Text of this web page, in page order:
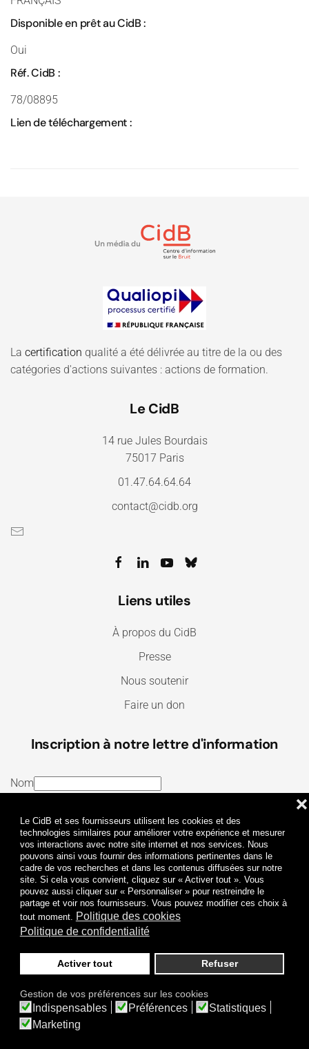
Le CidB et ses fournisseurs utilisent les cookies et des
technologies similaires pour améliorer votre expérience et mesurer
vos interactions avec notre site internet et nos services. Nous
pouvons ainsi vous fournir des informations pertinentes dans le
cadre de vos recherches et dans les contenus diffusées sur notre
site. Si cela vous convient, cliquez sur « Activer tout ». Vous
pouvez aussi cliquer sur « Personnaliser » pour restreindre le
partage et voir nos fournisseurs. Vous pouvez modifier ces choix à
tout moment. Politique des cookies
Politique de confidentialité
Activer tout Refuser
❌
Gestion de vos préférences sur les cookies
Indispensables Préférences
Statistiques
Marketing
Disponible en prêt au CidB :
Oui
Réf. CidB :
78/08895
Lien de téléchargement :
La certification qualité a été délivrée au titre de la ou des
catégories d'actions suivantes : actions de formation.
Le CidB
14 rue Jules Bourdais
75017 Paris
01.47.64.64.64
contact@cidb.org
Liens utiles
À propos du CidB
Presse
Nous soutenir
Faire un don
Inscription à notre lettre d'information
Nom
J’ai lu et j’accepte lesTermes et conditionset la
Politique de confidentialité
Je m'abonne
© 2009-2026 CidB. Tous droits réservés.